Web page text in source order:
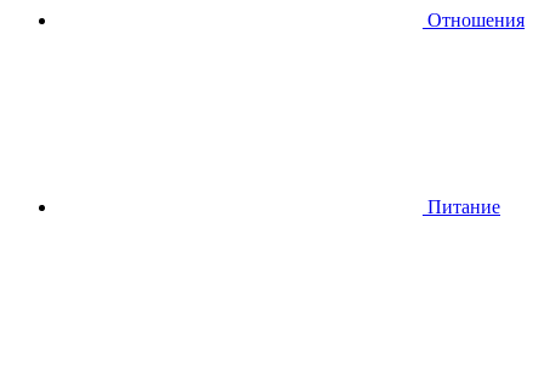
Отношения
Питание